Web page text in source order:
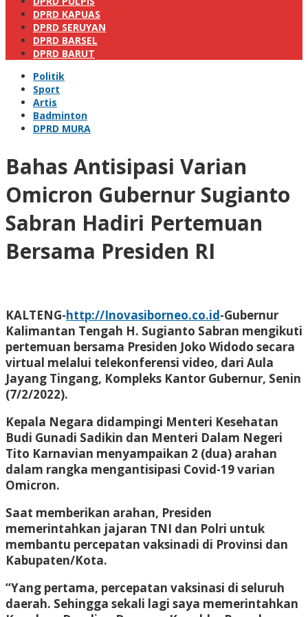
DPRD KAPUAS
DPRD SERUYAN
DPRD BARSEL
DPRD BARUT
Politik
Sport
Artis
Badminton
DPRD MURA
Bahas Antisipasi Varian
Omicron Gubernur Sugianto
Sabran Hadiri Pertemuan
Bersama Presiden RI
KALTENG-http://Inovasiborneo.co.id-Gubernur
Kalimantan Tengah H. Sugianto Sabran mengikuti
pertemuan bersama Presiden Joko Widodo secara
virtual melalui telekonferensi video, dari Aula
Jayang Tingang, Kompleks Kantor Gubernur, Senin
(7/2/2022).
Kepala Negara didampingi Menteri Kesehatan
Budi Gunadi Sadikin dan Menteri Dalam Negeri
Tito Karnavian menyampaikan 2 (dua) arahan
dalam rangka mengantisipasi Covid-19 varian
Omicron.
Saat memberikan arahan, Presiden
memerintahkan jajaran TNI dan Polri untuk
membantu percepatan vaksinadi di Provinsi dan
Kabupaten/Kota.
“Yang pertama, percepatan vaksinasi di seluruh
daerah. Sehingga sekali lagi saya memerintahkan